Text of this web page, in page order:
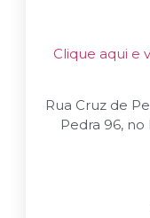
Clique aqui e
Rua Cruz de
Pedra 96, no